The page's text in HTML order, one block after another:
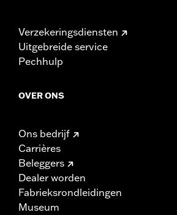
Verzekeringsdiensten
Uitgebreide service
Pechhulp
OVER ONS
Ons bedrijf
Carrières
Beleggers
Dealer worden
Fabrieksrondleidingen
Museum